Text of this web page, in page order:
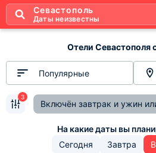
Севастополь
Даты неизвестны
Отели Севастополя
Популярные
Включён завтрак и ужин
3
Сегодня Завтра